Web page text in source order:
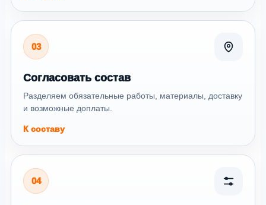
03
Согласовать состав
Разделяем обязательные работы, материалы, доставку
и возможные доплаты.
К составу
04